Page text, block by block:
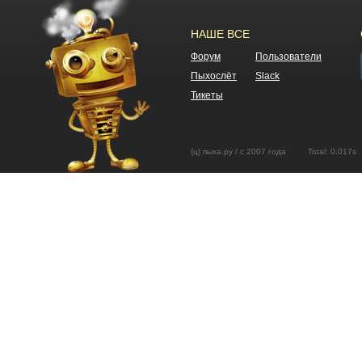
НАШЕ ВСЕ
Форум
Пользователи
Пыхослёт
Slack
Тикеты
(ц) пыха.ру / с 2007 года Total: